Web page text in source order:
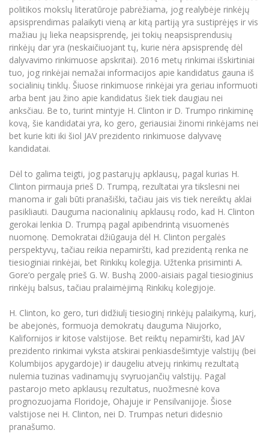
Microsoft Office 365
MRU mobilios programėlės
Pagalbos sistema
Profesinė sąjunga
Kontaktų paieška
politikos mokslų literatūroje pabrėžiama, jog realybėje rinkėjų
apsisprendimas palaikyti vieną ar kitą partiją yra sustiprėjęs ir vis
mažiau jų lieka neapsisprendę, jei tokių neapsisprendusių
rinkėjų dar yra (neskaičiuojant tų, kurie nėra apsisprendę dėl
dalyvavimo rinkimuose apskritai). 2016 metų rinkimai išskirtiniai
tuo, jog rinkėjai nemažai informacijos apie kandidatus gauna iš
socialinių tinklų. Šiuose rinkimuose rinkėjai yra geriau informuoti
arba bent jau žino apie kandidatus šiek tiek daugiau nei
anksčiau. Be to, turint mintyje H. Clinton ir D. Trumpo rinkiminę
kovą, šie kandidatai yra, ko gero, geriausiai žinomi rinkėjams nei
bet kurie kiti iki šiol JAV prezidento rinkimuose dalyvavę
kandidatai.
Dėl to galima teigti, jog pastarųjų apklausų, pagal kurias H.
Clinton pirmauja prieš D. Trumpą, rezultatai yra tikslesni nei
manoma ir gali būti pranašiški, tačiau jais vis tiek nereiktų aklai
pasikliauti. Dauguma nacionalinių apklausų rodo, kad H. Clinton
gerokai lenkia D. Trumpą pagal apibendrintą visuomenės
nuomonę. Demokratai džiūgauja dėl H. Clinton pergalės
perspektyvų, tačiau reikia nepamiršti, kad prezidentą renka ne
tiesioginiai rinkėjai, bet Rinkikų kolegija. Užtenka prisiminti A.
Gore‘o pergalę prieš G. W. Bushą 2000-aisiais pagal tiesioginius
rinkėjų balsus, tačiau pralaimėjimą Rinkikų kolegijoje.
H. Clinton, ko gero, turi didžiulį tiesioginį rinkėjų palaikymą, kurį,
be abejonės, formuoja demokratų dauguma Niujorko,
Kalifornijos ir kitose valstijose. Bet reiktų nepamiršti, kad JAV
prezidento rinkimai vyksta atskirai penkiasdešimtyje valstijų (bei
Kolumbijos apygardoje) ir daugeliu atvejų rinkimų rezultatą
nulemia tuzinas vadinamųjų svyruojančių valstijų. Pagal
pastarojo meto apklausų rezultatus, nuožmesnė kova
prognozuojama Floridoje, Ohajuje ir Pensilvanijoje. Šiose
valstijose nei H. Clinton, nei D. Trumpas neturi didesnio
pranašumo.